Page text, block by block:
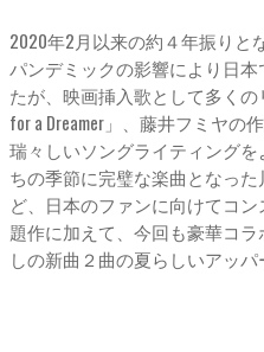
2020年2月以来の約４年振りと
パンデミックの影響により日
たが、映画挿入歌として多く
for a Dreamer」、藤井フミヤの
瑞々しいソングライティング
ちの季節に完璧な楽曲となっ
ど、日本のファンに向けてコ
題作に加えて、今回も豪華コ
しの新曲２曲の夏らしいアッパ